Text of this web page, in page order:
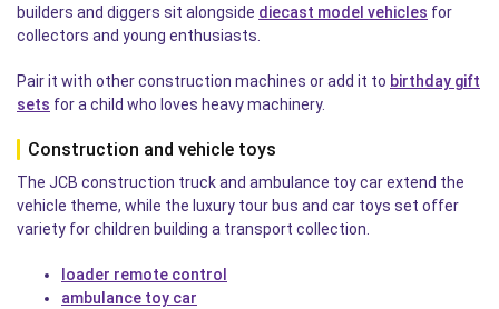
builders and diggers sit alongside diecast model vehicles for
collectors and young enthusiasts.
Pair it with other construction machines or add it to birthday gift
sets for a child who loves heavy machinery.
Construction and vehicle toys
The JCB construction truck and ambulance toy car extend the
vehicle theme, while the luxury tour bus and car toys set offer
variety for children building a transport collection.
loader remote control
ambulance toy car